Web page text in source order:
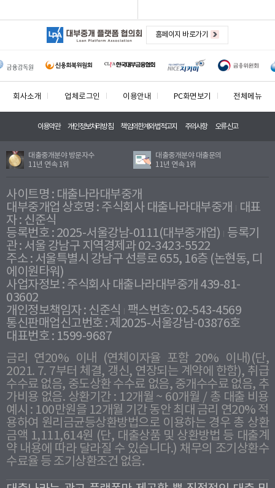
홈페이지 바로가기
회사소개 업체로그인 이용안내 PC화면보기 전체메뉴
이용약관 개인정보처리방침 책임의한계와법적고지 주의사항 오류신고
대출중개분야 방문자수
11년 연속 1위
대출중개분야 대출문의
11년 연속 1위
사이트명 : 대출나라대부중개
대부중개업 상호명 : 주식회사 대출나라대부중개
대표
자 : 신준식
등록번호 : 2025-서울강남-0111(대부중개업) 등록기
관 : 서울 강남구 지역경제과 02-3423-5522
주소 : 서울특별시 강남구 선릉로 655, 16층 (논현동, 디
에이원타워)
사업자정보 : 주식회사 대출나라대부중개 439-81-
03602
개인정보책임자 : 신준식
팩스번호: 02-543-4569
통신판매업신고번호 : 제2025-서울강남-03876호
대표번호 : 1599-9687
금리 연20% 이내 (연체이자율 포함 20% 이내)(단,
2021. 7. 7부터 체결, 갱신, 연장되는 계약에 한함), 취급
수수료 없음, 중도상환 수수료 없음, 중개수수료 없음, 추
가비용 없음. 상환기간 : 12개월 ~ 60개월 / 총 대출 비용
예시 : 100만원을 12개월 기간 동안 최대 금리 연20% 적
용하여 원리금균등상환방법으로 이용하는 경우 총 상환
금액 1,111,614원 (단, 대출상품 및 상환방법 등 대출계
약 내용에 따라 달라질 수 있습니다.) 채무의 조기상환수
수료율 등 조기상환조건 없음.